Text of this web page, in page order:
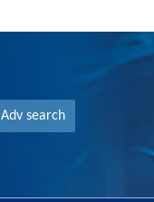
Adv search